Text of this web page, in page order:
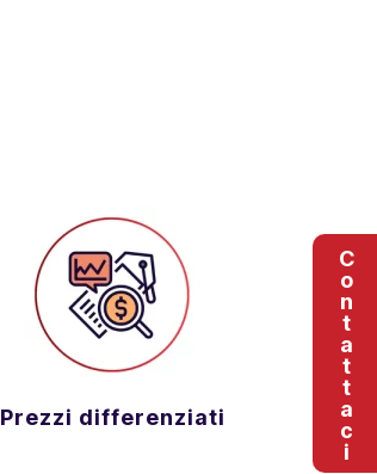
Prezzi differenziati Contattaci